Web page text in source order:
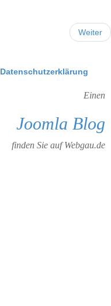
Weiter
Datenschutzerklärung
Einen
Joomla Blog
finden Sie auf Webgau.de